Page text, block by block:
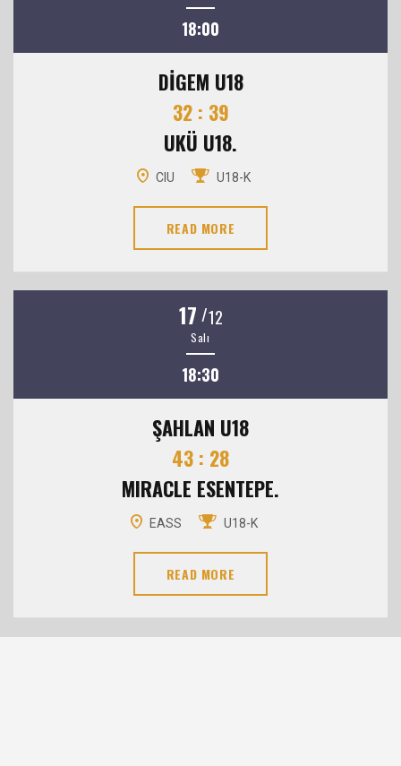
18:00
DİGEM U18
32 : 39
UKÜ U18.
CIU U18-K
READ MORE
17 /12
Salı
18:30
ŞAHLAN U18
43 : 28
MIRACLE ESENTEPE.
EASS U18-K
READ MORE